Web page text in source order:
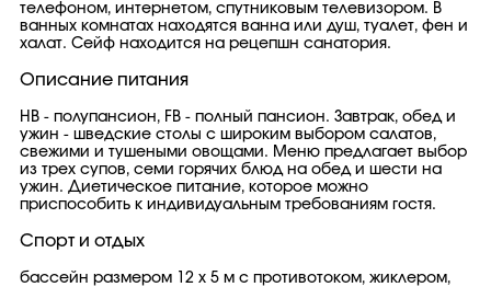
телефоном, интернетом, спутниковым телевизором. В
ванных комнатах находятся ванна или душ, туалет, фен и
халат. Сейф находится на рецепшн санатория.
Описание питания
НВ - полупансион, FB - полный пансион. Завтрак, обед и
ужин - шведские столы с широким выбором салатов,
свежими и тушеными овощами. Меню предлагает выбор
из трех супов, семи горячих блюд на обед и шести на
ужин. Диетическое питание, которое можно
приспособить к индивидуальным требованиям гостя.
Спорт и отдых
бассейн размером 12 x 5 м с противотоком, жиклером,